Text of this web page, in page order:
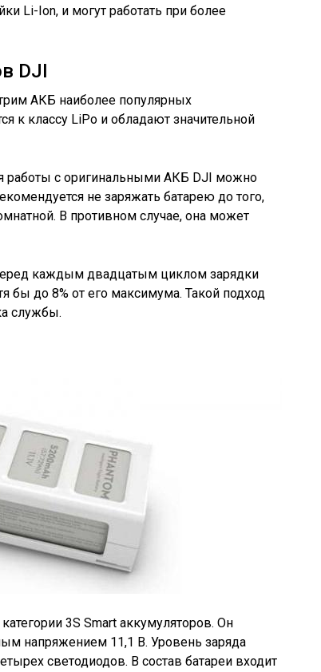
Li-Ion, и могут работать при более
DJI
АКБ наиболее популярных
к классу LiPo и обладают значительной
работы с оригинальными АКБ DJI можно
не заряжать батарею до того,
В противном случае, она может
каждым двадцатым циклом зарядки
бы до 8% от его максимума. Такой подход
службы.
3S Smart аккумуляторов. Он
напряжением 11,1 В. Уровень заряда
светодиодов. В состав батареи входит